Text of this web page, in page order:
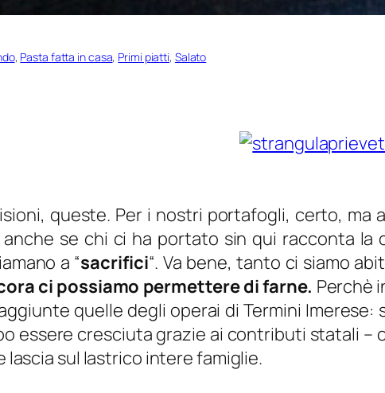
, Pasta fatta in casa, Primi piatti, Salato
queste. Per i nostri portafogli, certo,
anche se chi ci ha portato sin qui racconta
a “sacrifici“. Va bene, tanto ci siamo
ci possiamo permettere di farne. Perchè
quelle degli operai di Termini
essere cresciuta grazie ai contributi statali –
lascia sul lastrico intere famiglie.